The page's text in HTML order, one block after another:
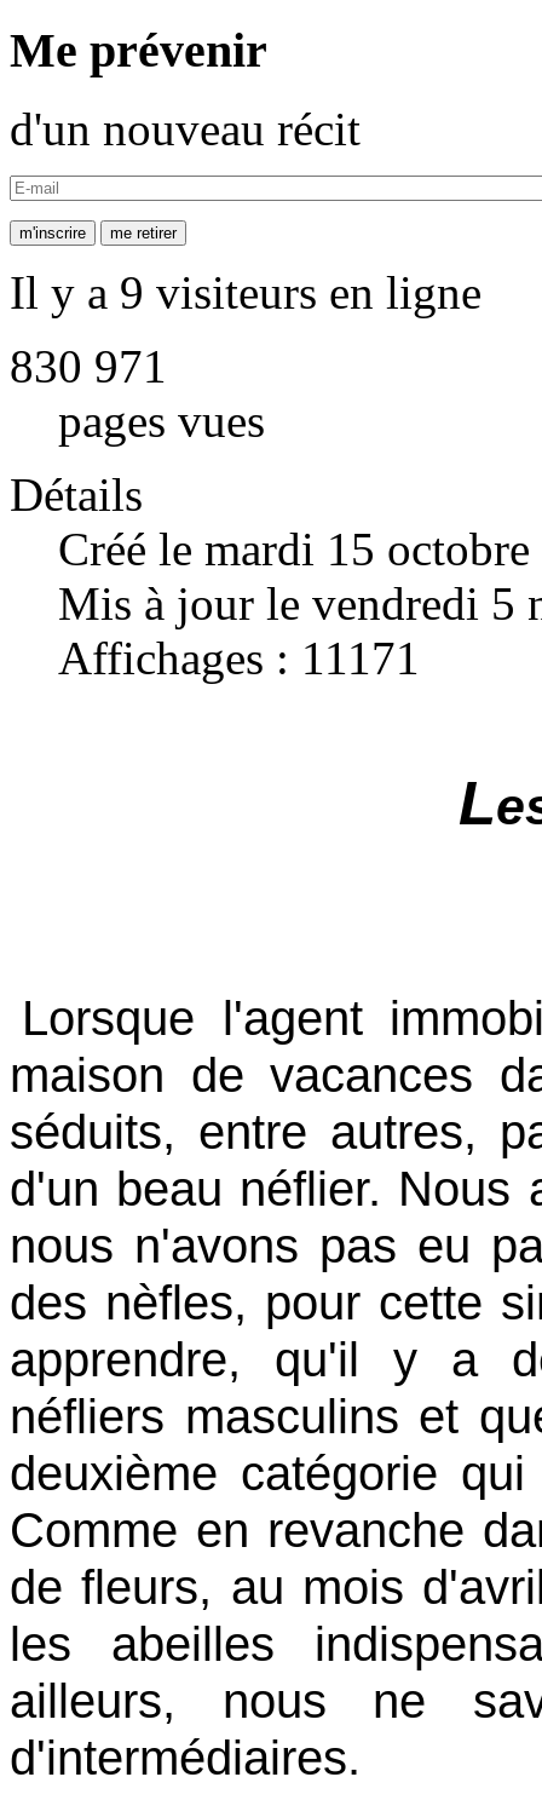
Me prévenir
d'un nouveau récit
Il y a 9 visiteurs en ligne
830 971
pages vues
Détails
Créé le mardi 15
Mis à jour le vendredi 5
Affichages : 11171
L
Lorsque l'agent
maison de vacances
séduits, entre autres,
d'un beau néflier. Nous
nous n'avons pas eu
des nèfles, pour cette
apprendre, qu'il y a
néfliers masculins et
deuxième catégorie
Comme en revanche
de fleurs, au mois
les abeilles
ailleurs, nous ne
d'intermédiaires.